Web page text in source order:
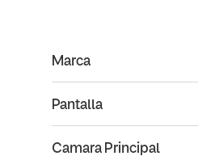
Marca
Pantalla
Camara Principal